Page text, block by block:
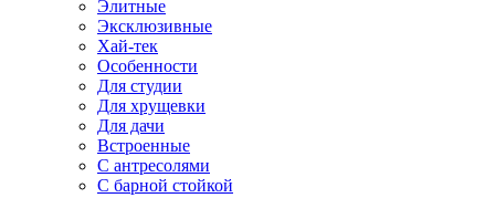
Элитные
Эксклюзивные
Хай-тек
Особенности
Для студии
Для хрущевки
Для дачи
Встроенные
С антресолями
С барной стойкой